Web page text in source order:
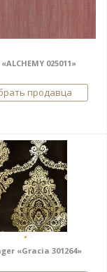
025011»
продавца
«Gracia 301264»